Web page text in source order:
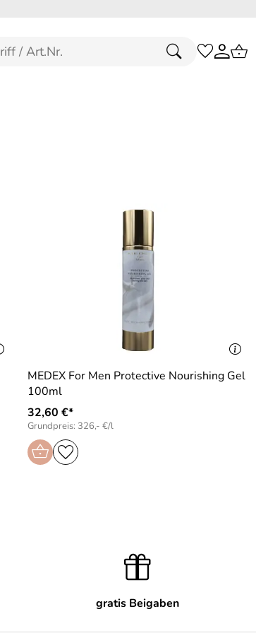
MEDEX For Men Protective Nourishing Gel
100ml
32,60 €*
Grundpreis: 326,- €/l
gratis Beigaben